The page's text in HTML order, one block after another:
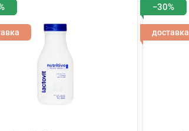
−30%
доставка